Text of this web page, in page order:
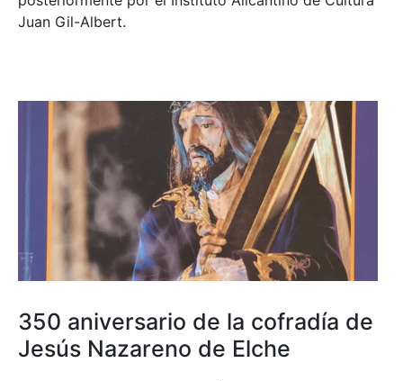
Juan Gil-Albert.
350 aniversario de la cofradía de
Jesús Nazareno de Elche